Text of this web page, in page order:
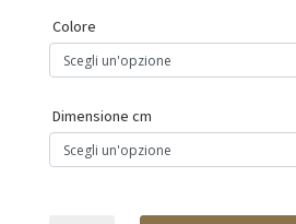
da
a
Colore
Dimensione cm